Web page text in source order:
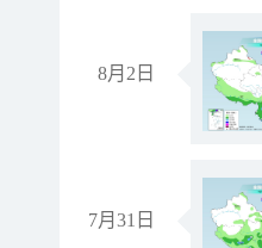
8月2日
7月31日